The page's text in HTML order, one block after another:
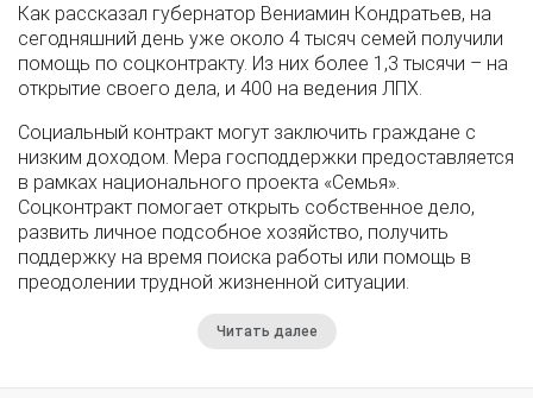
Как рассказал губернатор Вениамин Кондратьев, на
сегодняшний день уже около 4 тысяч семей получили
помощь по соцконтракту. Из них более 1,3 тысячи – на
открытие своего дела, и 400 на ведения ЛПХ.
Социальный контракт могут заключить граждане с
низким доходом. Мера господдержки предоставляется
в рамках национального проекта «Семья».
Соцконтракт помогает открыть собственное дело,
развить личное подсобное хозяйство, получить
поддержку на время поиска работы или помощь в
преодолении трудной жизненной ситуации.
Читать далее